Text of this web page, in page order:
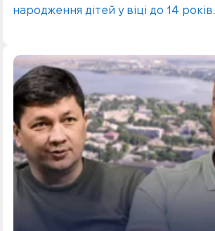
народження дітей у віці до 14 років.